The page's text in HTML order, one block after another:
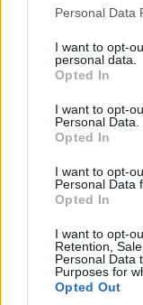
Please note that
not limited to your
grant or deny
use your data for
consent section.
Personal Data
I want to opt-
personal data.
Opted In
I want to opt-
Personal Data.
Opted In
I want to opt-
Personal Data
Opted In
I want to opt-
Retention,
Personal Data
Purposes for
Opted Out
portugál futam
harmadik
harmadik
futamot éppen
Toyotája,
Moraes
állapotba a
versenye
tekinthető meg
Meghalt egy